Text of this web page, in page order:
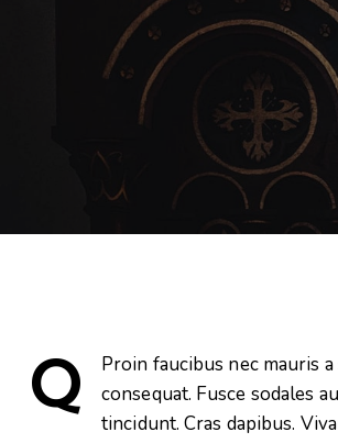
Q
Proin faucibus nec mauris
consequat. Fusce sodales
tincidunt. Cras dapibus.